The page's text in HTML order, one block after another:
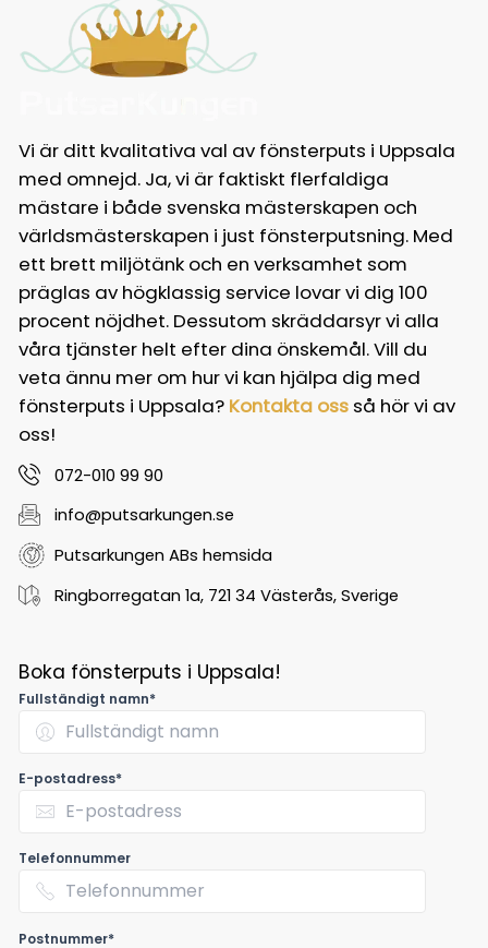
Vi är ditt kvalitativa val av fönsterputs i Uppsala
med omnejd. Ja, vi är faktiskt flerfaldiga
mästare i både svenska mästerskapen och
världsmästerskapen i just fönsterputsning. Med
ett brett miljötänk och en verksamhet som
präglas av högklassig service lovar vi dig 100
procent nöjdhet. Dessutom skräddarsyr vi alla
våra tjänster helt efter dina önskemål. Vill du
veta ännu mer om hur vi kan hjälpa dig med
fönsterputs i Uppsala? Kontakta ossså hör vi av
oss!
072-010 99 90
info@putsarkungen.se
Putsarkungen ABs hemsida
Ringborregatan 1a, 721 34 Västerås, Sverige
Boka fönsterputs i Uppsala!
Fullständigt namn*
E-postadress*
Telefonnummer
Postnummer*